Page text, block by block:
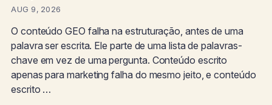
AUG 9, 2026
O conteúdo GEO falha na estruturação, antes de uma
palavra ser escrita. Ele parte de uma lista de palavras-
chave em vez de uma pergunta. Conteúdo escrito
apenas para marketing falha do mesmo jeito, e conteúdo
escrito …